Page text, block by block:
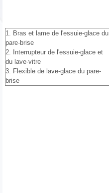
1. Bras et lame de l'essuie-glace du
pare-brise
2. Interrupteur de l'essuie-glace et
du lave-vitre
3. Flexible de lave-glace du pare-
brise